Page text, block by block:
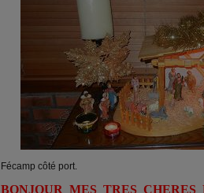
Fécamp côté port.
BONJOUR MES TRES